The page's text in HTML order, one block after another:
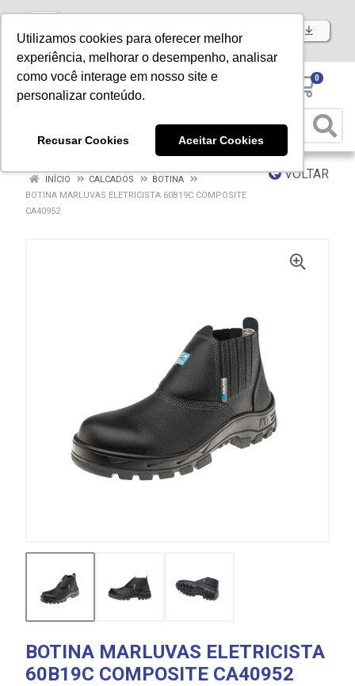
Utilizamos cookies para oferecer melhor
experiência, melhorar o desempenho, analisar
como você interage em nosso site e
personalizar conteúdo.
Recusar Cookies Aceitar Cookies
Baixe já nosso APP
0
VOLTAR
INÍCIO CALCADOS
BOTINA
BOTINA MARLUVAS ELETRICISTA 60B19C COMPOSITE
CA40952
BOTINA MARLUVAS ELETRICISTA
60B19C COMPOSITE CA40952